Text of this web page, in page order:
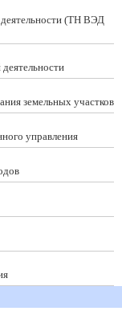
деятельности (ТН ВЭД
земельных участков
управления